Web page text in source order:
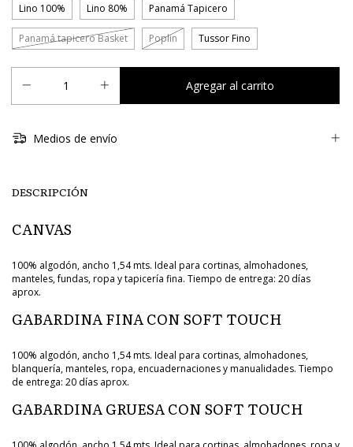
Lino 100% Lino 80% Panamá Tapicero
Panamá tapicero Basket Poplin Tussor Fino
Medios de envío
DESCRIPCIÓN
CANVAS
100% algodón, ancho 1,54 mts. Ideal para cortinas, almohadones,
manteles, fundas, ropa y tapicería fina. Tiempo de entrega: 20 días
aprox.
GABARDINA FINA CON SOFT TOUCH
100% algodón, ancho 1,54 mts. Ideal para cortinas, almohadones,
blanquería, manteles, ropa, encuadernaciones y manualidades. Tiempo
de entrega: 20 días aprox.
GABARDINA GRUESA CON SOFT TOUCH